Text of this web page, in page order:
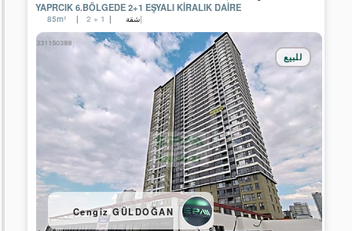
Düzce
Çorum
Denizli
YAPRCIK 6.BÖLGEDE 2+1 EŞYALI KİRALIK DAİRE
شقة 85m² 2 + 1
للبيع
Cengiz GÜLDOĞAN